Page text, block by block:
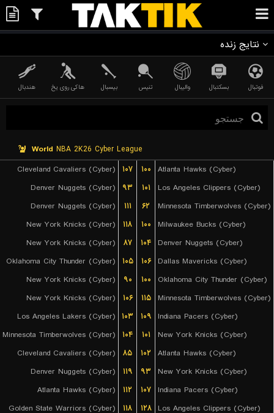
نتایج زنده
فوتبال بسکتبال والیبال تنیس بیسبال هاکی روی یخ هندبال
World NBA 2K26 Cyber League
Cleveland Cavaliers (Cyber)
۱۰۷ ۱۰۰
Atlanta Hawks (Cyber)
Denver Nuggets (Cyber)
۹۳ ۱۰۱
Los Angeles Clippers (Cyber)
Denver Nuggets (Cyber)
۱۱۱ ۶۲
Minnesota Timberwolves (Cyber)
New York Knicks (Cyber)
۱۱۸ ۱۰۰
Milwaukee Bucks (Cyber)
New York Knicks (Cyber)
۸۷ ۱۰۴
Denver Nuggets (Cyber)
Oklahoma City Thunder (Cyber)
۱۰۵ ۱۰۶
Dallas Mavericks (Cyber)
New York Knicks (Cyber)
۹۰ ۱۰۰
Oklahoma City Thunder (Cyber)
New York Knicks (Cyber)
۱۰۶ ۱۱۵
Minnesota Timberwolves (Cyber)
Los Angeles Lakers (Cyber)
۱۰۳ ۱۰۹
Indiana Pacers (Cyber)
Minnesota Timberwolves (Cyber)
۱۰۴ ۱۰۱
New York Knicks (Cyber)
Cleveland Cavaliers (Cyber)
۸۵ ۱۰۲
Atlanta Hawks (Cyber)
Denver Nuggets (Cyber)
۱۱۹ ۹۳
New York Knicks (Cyber)
Atlanta Hawks (Cyber)
۱۱۲ ۱۰۷
Indiana Pacers (Cyber)
Golden State Warriors (Cyber)
۱۱۸ ۱۲۸
Los Angeles Clippers (Cyber)